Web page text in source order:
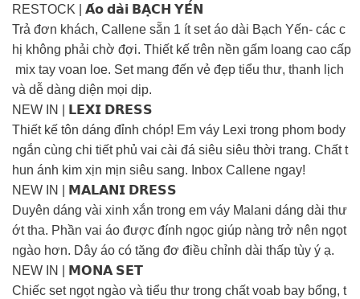
RESTOCK | 𝗔́𝗼 𝗱𝗮̀𝗶 𝗕𝗔̣𝗖𝗛 𝗬𝗘̂́𝗡
Trả đơn khách, Callene sẵn 1 ít set áo dài Bạch Yến- các c
hị không phải chờ đợi. Thiết kế trên nền gấm loang cao cấp
mix tay voan loe. Set mang đến vẻ đẹp tiểu thư, thanh lịch
và dễ dàng diện mọi dịp.
NEW IN | 𝗟𝗘𝗫𝗜 𝗗𝗥𝗘𝗦𝗦
Thiết kế tôn dáng đỉnh chóp! Em váy Lexi trong phom body
ngắn cùng chi tiết phủ vai cài đá siêu siêu thời trang. Chất t
hun ánh kim xịn mịn siêu sang. Inbox Callene ngay!
NEW IN | 𝗠𝗔𝗟𝗔𝗡𝗜 𝗗𝗥𝗘𝗦𝗦
Duyên dáng vài xinh xắn trong em váy Malani dáng dài thư
ớt tha. Phần vai áo được đính ngọc giúp nàng trở nên ngọt
ngào hơn. Dây áo có tăng đơ điều chỉnh dài thấp tùy ý ạ.
NEW IN | 𝗠𝗢𝗡𝗔 𝗦𝗘𝗧
Chiếc set ngọt ngào và tiểu thư trong chất voab bay bổng, t